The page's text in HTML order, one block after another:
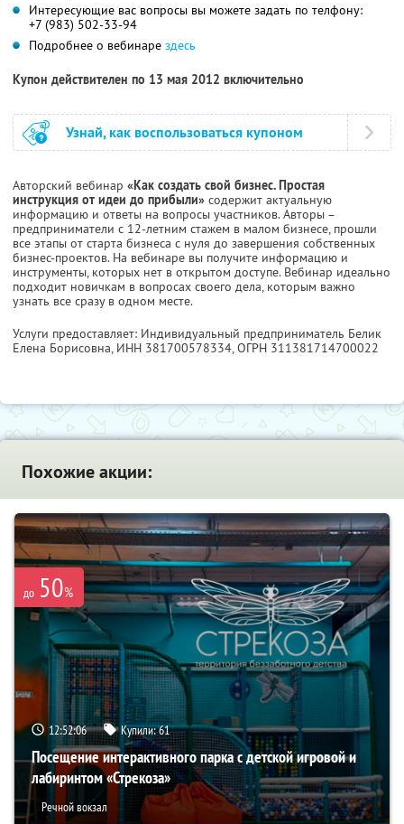
Интересующие вас вопросы вы можете задать по телфону:
+7 (983) 502-33-94
Подробнее о вебинаре здесь
Купон действителен по 13 мая 2012 включительно
Узнай, как воспользоваться купоном
Авторский вебинар «Как создать свой бизнес. Простая
инструкция от идеи до прибыли» содержит актуальную
информацию и ответы на вопросы участников. Авторы –
предприниматели с 12-летним стажем в малом бизнесе, прошли
все этапы от старта бизнеса с нуля до завершения собственных
бизнес-проектов. На вебинаре вы получите информацию и
инструменты, которых нет в открытом доступе. Вебинар идеально
подходит новичкам в вопросах своего дела, которым важно
узнать все сразу в одном месте.
Услуги предоставляет: Индивидуальный предприниматель Белик
Елена Борисовна, ИНН 381700578334, ОГРН 311381714700022
Похожие акции:
до 50%
12:52:05 Купили:61
Посещение интерактивного парка с детской игровой и
лабиринтом «Стрекоза»
Речной вокзал